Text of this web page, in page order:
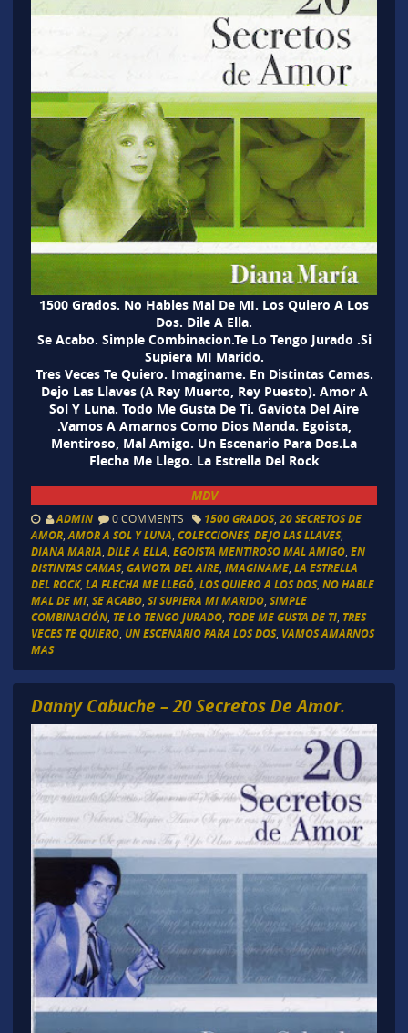
1500 Grados. No Hables Mal De MI. Los Quiero A Los
Dos. Dile A Ella.
Se Acabo. Simple Combinacion.Te Lo Tengo Jurado .Si
Supiera MI Marido.
Tres Veces Te Quiero. Imaginame. En Distintas Camas.
Dejo Las Llaves (A Rey Muerto, Rey Puesto). Amor A
Sol Y Luna. Todo Me Gusta De Ti. Gaviota Del Aire
.Vamos A Amarnos Como Dios Manda. Egoista,
Mentiroso, Mal Amigo. Un Escenario Para Dos.La
Flecha Me Llego. La Estrella Del Rock
MDV
ADMIN 0 COMMENTS 1500 GRADOS,20 SECRETOS DE
AMOR,AMOR A SOL Y LUNA, COLECCIONES, DEJO LAS LLAVES,
DIANA MARIA, DILE A ELLA, EGOISTA MENTIROSO MAL AMIGO, EN
DISTINTAS CAMAS, GAVIOTA DEL AIRE, IMAGINAME, LA ESTRELLA
DEL ROCK, LA FLECHA ME LLEGÓ, LOS QUIERO A LOS DOS, NO HABLE
MAL DE MI, SE ACABO, SI SUPIERA MI MARIDO, SIMPLE
COMBINACIÓN, TE LO TENGO JURADO, TODE ME GUSTA DE TI, TRES
VECES TE QUIERO, UN ESCENARIO PARA LOS DOS, VAMOS AMARNOS
MAS
Danny Cabuche – 20 Secretos De Amor.